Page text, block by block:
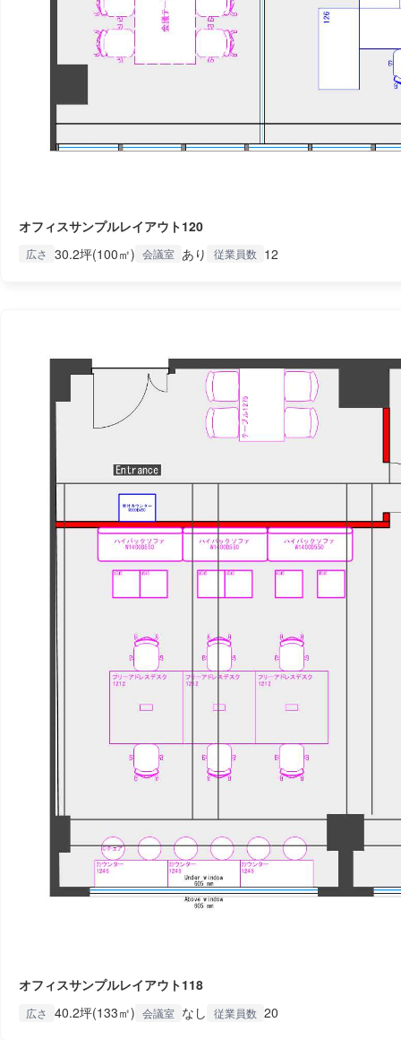
オフィスサンプルレイアウト120
広さ 30.2坪(100㎡) 会議室 あり 従業員数 12
オフィスサンプルレイアウト118
広さ 40.2坪(133㎡) 会議室 なし 従業員数 20